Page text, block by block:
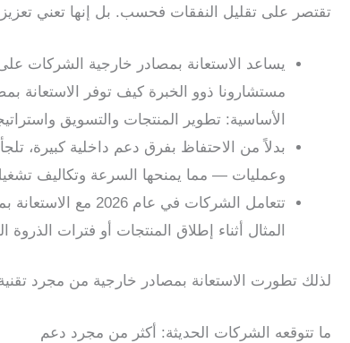
تقتصر على تقليل النفقات فحسب. بل إنها تعني
يساعد الاستعانة بمصادر خارجية الشركات
مستشارونا ذوو الخبرة كيف توفر الاستعانة
الأساسية: تطوير المنتجات والتسويق
بدلاً من الاحتفاظ بفرق دعم داخلية كبيرة،
وعمليات — مما يمنحها السرعة وتكاليف
تتعامل الشركات
المثال أثناء إطلاق المنتجات أو فترات
لذلك تطورت الاستعانة بمصادر خارجية من مجرد
ما تتوقعه الشركات الحديثة: أكثر من مجرد دعم